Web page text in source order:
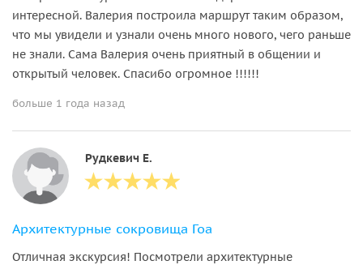
интересной. Валерия построила маршрут таким образом,
что мы увидели и узнали очень много нового, чего раньше
не знали. Сама Валерия очень приятный в общении и
открытый человек. Спасибо огромное !!!!!!
больше 1 года назад
Рудкевич Е.
Архитектурные сокровища Гоа
Отличная экскурсия! Посмотрели архитектурные